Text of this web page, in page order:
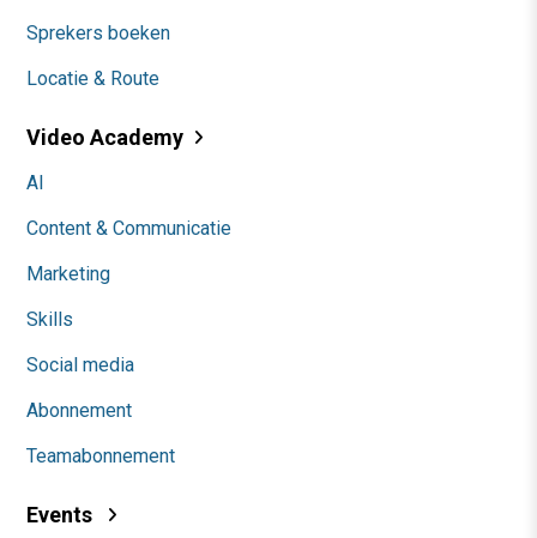
Sprekers boeken
Locatie & Route
Video Academy
AI
Content & Communicatie
Marketing
Skills
Social media
Abonnement
Teamabonnement
Events